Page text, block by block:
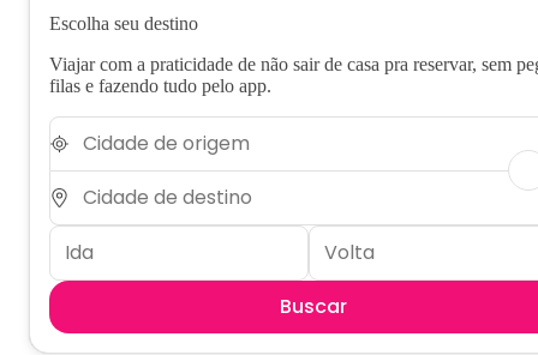
Escolha seu destino
Viajar com a praticidade de não sair de casa pra reservar, sem
filas e fazendo tudo pelo app.
Buscar